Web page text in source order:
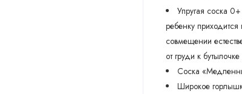
Упругая соска
ребенку
совмещении
от груди к
Соска
Широкое